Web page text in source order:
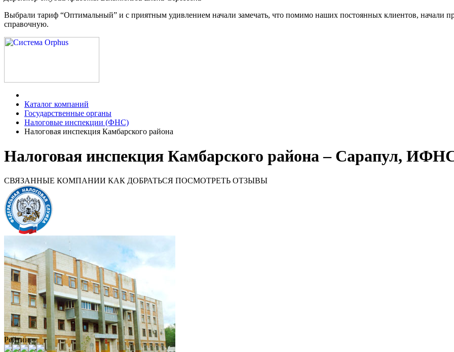
Выбрали тариф “Оптимальный” и с приятным удивлением начали замечать, что помимо наших постоянных клиентов, начали
справочную.
Каталог компаний
Государственные органы
Налоговые инспекции (ФНС)
Налоговая инспекция Камбарского района
Налоговая инспекция Камбарского района – Сарапул,
СВЯЗАННЫЕ КОМПАНИИ КАК ДОБРАТЬСЯ ПОСМОТРЕТЬ ОТЗЫВЫ
Рейтинг: